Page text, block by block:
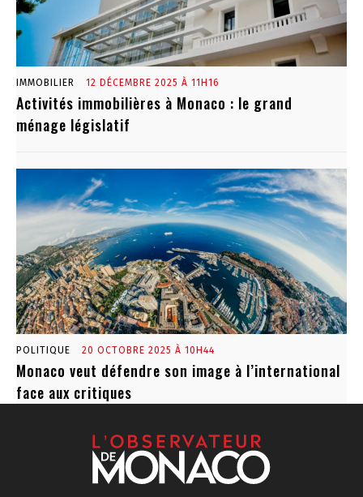
IMMOBILIER 12 DÉCEMBRE 2025 À 11H16
Activités immobilières à Monaco : le grand
ménage législatif
POLITIQUE 20 OCTOBRE 2025 À 10H44
Monaco veut défendre son image à l’international
face aux critiques